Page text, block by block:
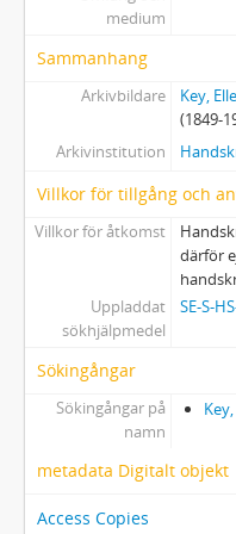
19 - Sagor samt
20 - Diverse
21 - Malin
22 - Om Urban
24 - Dikter m. m.
25 - Strödda
26 - Eftermälen
27 - Svenskt
28-32 - Album
46 - Dicksonska
47 - Varia
48 - Diverse
49 - Diverse
51 - Familjebrev
medium
Sammanhang
Arkivbildare
Key,
(1849-
Arkivinstitution
Villkor för tillgång och
Villkor för åtkomst
därför
Uppladdat
sökhjälpmedel
SE-S-
Sökingångar
Sökingångar på
namn
metadata Digitalt objekt
Access Copies